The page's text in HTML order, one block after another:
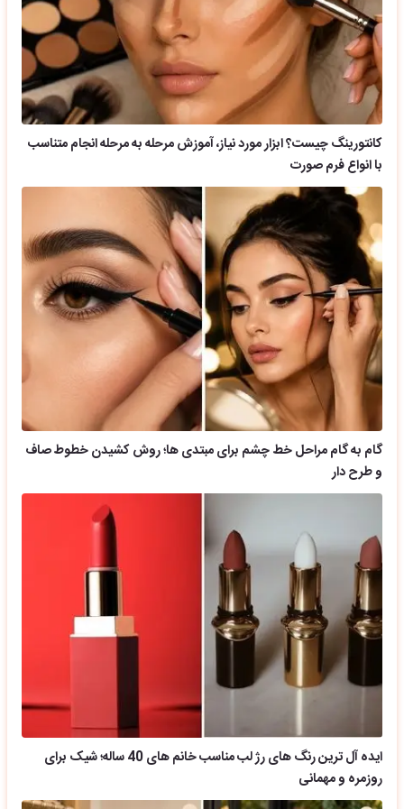
کانتورینگ چیست؟ ابزار مورد نیاز، آموزش مرحله به مرحله انجام متناسب
با انواع فرم صورت
گام به گام مراحل خط چشم برای مبتدی ها؛ روش کشیدن خطوط صاف
و طرح دار
ایده آل ترین رنگ های رژ لب مناسب خانم های 40 ساله؛ شیک برای
روزمره و مهمانی